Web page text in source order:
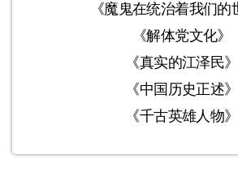
《魔鬼在统治着我们的
《解体党文化》
《真实的江泽民》
《中国历史正述》
《千古英雄人物》